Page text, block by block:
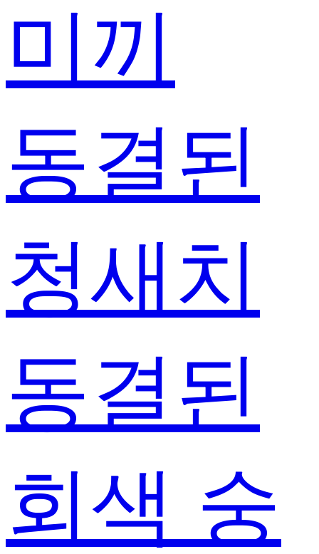
미끼
동결된
청새치
동결된
회색 숭